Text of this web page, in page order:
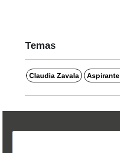
Temas
Claudia Zavala